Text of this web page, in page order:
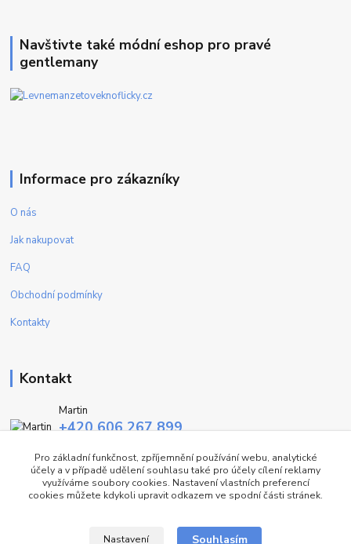
Navštivte také módní eshop pro pravé
gentlemany
Informace pro zákazníky
O nás
Jak nakupovat
FAQ
Obchodní podmínky
Kontakty
Kontakt
Martin
+420 606 267 899
info@fashiontrend.cz
Pro základní funkčnost, zpříjemnění používání webu, analytické
účely a v případě udělení souhlasu také pro účely cílení reklamy
využíváme soubory cookies. Nastavení vlastních preferencí
cookies můžete kdykoli upravit odkazem ve spodní části stránek.
Nastavení Souhlasím